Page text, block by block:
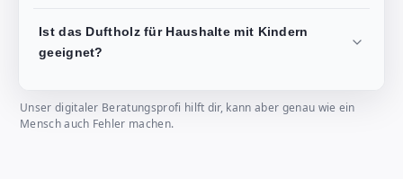
Ist das Duftholz für Haushalte mit Kindern
geeignet?
Unser digitaler Beratungsprofi hilft dir, kann aber genau wie ein
Mensch auch Fehler machen.